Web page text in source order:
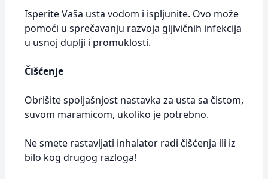
Isperite Vaša usta vodom i ispljunite. Ovo može
pomoći u sprečavanju razvoja gljivičnih infekcija
u usnoj duplji i promuklosti.
Čišćenje
Obrišite spoljašnjost nastavka za usta sa čistom,
suvom maramicom, ukoliko je potrebno.
Ne smete rastavljati inhalator radi čišćenja ili iz
bilo kog drugog razloga!